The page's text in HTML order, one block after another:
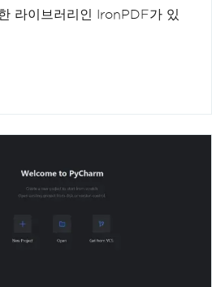
라이브러리인 IronPDF가 있